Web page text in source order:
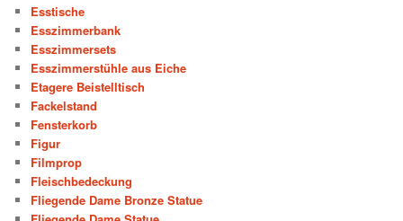
Esstische
Esszimmerbank
Esszimmersets
Esszimmerstühle aus Eiche
Etagere Beistelltisch
Fackelstand
Fensterkorb
Figur
Filmprop
Fleischbedeckung
Fliegende Dame Bronze Statue